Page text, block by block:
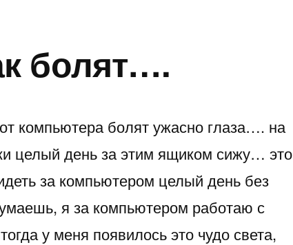
болят….
компьютера болят ужасно глаза…. на
целый день за этим ящиком сижу… это
за компьютером целый день без
я за компьютером работаю с
у меня появилось это чудо света,